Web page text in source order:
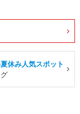
夏休み人気スポット